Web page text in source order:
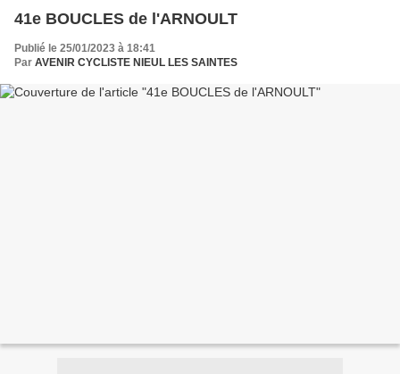
41e BOUCLES de l'ARNOULT
Publié le 25/01/2023 à 18:41
Par AVENIR CYCLISTE NIEUL LES SAINTES